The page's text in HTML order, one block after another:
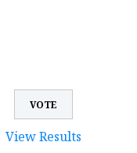
View Results